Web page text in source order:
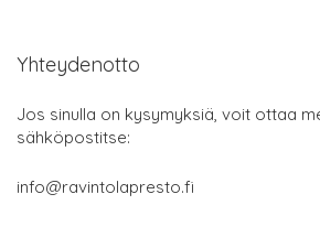
Yhteydenotto
Jos sinulla on kysymyksiä, voit ottaa
sähköpostitse:
info@ravintolapresto.fi